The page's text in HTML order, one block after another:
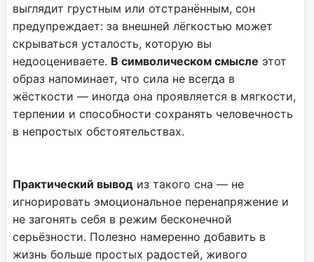
выглядит грустным или отстранённым, сон
предупреждает: за внешней лёгкостью может
скрываться усталость, которую вы
недооцениваете. В символическом смысле этот
образ напоминает, что сила не всегда в
жёсткости — иногда она проявляется в мягкости,
терпении и способности сохранять человечность
в непростых обстоятельствах.
Практический вывод из такого сна — не
игнорировать эмоциональное перенапряжение и
не загонять себя в режим бесконечной
серьёзности. Полезно намеренно добавить в
жизнь больше простых радостей, живого